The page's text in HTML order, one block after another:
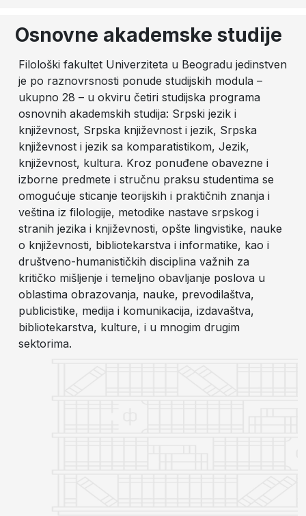
Osnovne akademske studije
Filološki fakultet Univerziteta u Beogradu jedinstven
je po raznovrsnosti ponude studijskih modula –
ukupno 28 – u okviru četiri studijska programa
osnovnih akademskih studija: Srpski jezik i
književnost, Srpska književnost i jezik, Srpska
književnost i jezik sa komparatistikom, Jezik,
književnost, kultura. Kroz ponuđene obavezne i
izborne predmete i stručnu praksu studentima se
omogućuje sticanje teorijskih i praktičnih znanja i
veština iz filologije, metodike nastave srpskog i
stranih jezika i književnosti, opšte lingvistike, nauke
o književnosti, bibliotekarstva i informatike, kao i
društveno-humanističkih disciplina važnih za
kritičko mišljenje i temeljno obavljanje poslova u
oblastima obrazovanja, nauke, prevodilaštva,
publicistike, medija i komunikacija, izdavaštva,
bibliotekarstva, kulture, i u mnogim drugim
sektorima.